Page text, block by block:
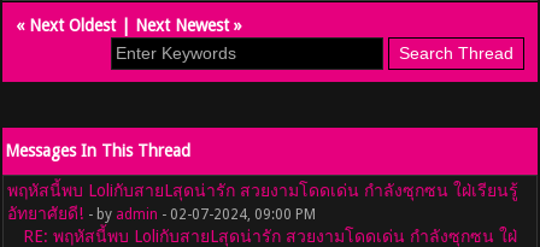
« Next Oldest| Next Newest»
Messages In This Thread
พฤหัสนี้พบ LoliกับสายLสุดน่ารัก สวยงามโดดเด่น กำลังซุกซน ใฝ่เรียนรู้
อัทยาศัยดี! - by admin - 02-07-2024, 09:00 PM
RE: พฤหัสนี้พบ LoliกับสายLสุดน่ารัก สวยงามโดดเด่น กำลังซุกซน ใฝ่